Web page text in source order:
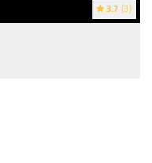
3.7 (3)